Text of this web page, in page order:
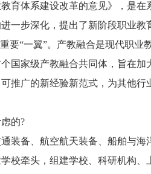
育体系建设改革的意见》，是在
一步深化，提出了新阶段职业教
要“一翼”。产教融合是现代职业
国家级产教融合共同体，旨在加
推广的新经验新范式，为其他行
的?
装备、航空航天装备、船舶与海
校牵头，组建学校、科研机构、